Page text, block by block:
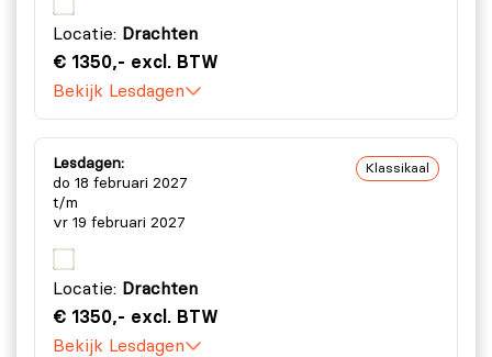
Locatie: Drachten
€ 1350,- excl. BTW
Bekijk Lesdagen
Lesdagen:
do 18 februari 2027
t/m
vr 19 februari 2027
Klassikaal
Locatie: Drachten
€ 1350,- excl. BTW
Bekijk Lesdagen